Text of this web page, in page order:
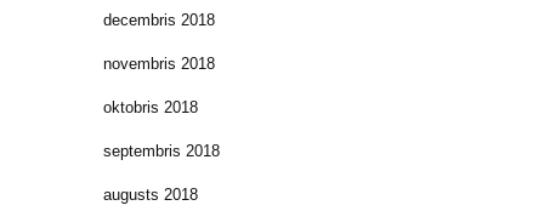
decembris 2018
novembris 2018
oktobris 2018
septembris 2018
augusts 2018